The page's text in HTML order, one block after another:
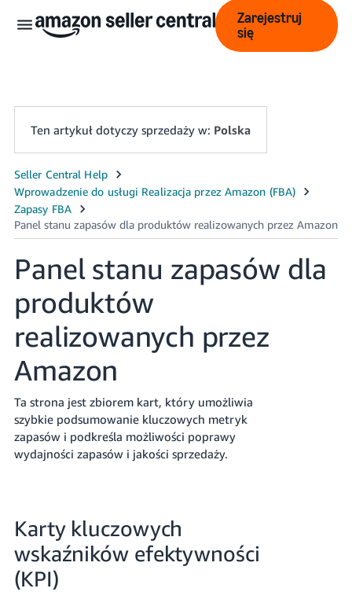
Polski
中
文
-
English
- GB
Polski
- PL
Zarejestruj
się
Zarejestruj
się
Ten artykuł dotyczy sprzedaży w: Polska
Panel stanu zapasów dla
produktów
realizowanych przez
Amazon
Ta strona jest zbiorem kart, który umożliwia
szybkie podsumowanie kluczowych metryk
zapasów i podkreśla możliwości poprawy
wydajności zapasów i jakości sprzedaży.
Karty kluczowych
wskaźników efektywności
(KPI)